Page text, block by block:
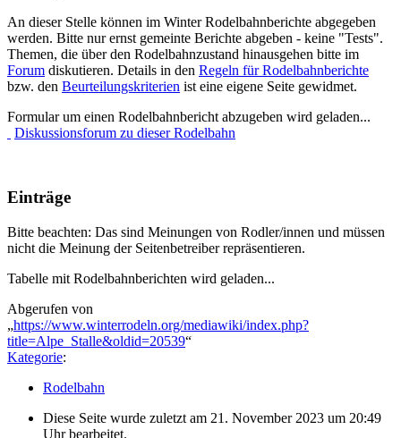
An dieser Stelle können im Winter Rodelbahnberichte abgegeben
werden. Bitte nur ernst gemeinte Berichte abgeben - keine "Tests".
Themen, die über den Rodelbahnzustand hinausgehen bitte im
Forum diskutieren. Details in den Regeln für Rodelbahnberichte
bzw. den Beurteilungskriterien ist eine eigene Seite gewidmet.
Formular um einen Rodelbahnbericht abzugeben wird geladen...
Diskussionsforum zu dieser Rodelbahn
Einträge
Bitte beachten: Das sind Meinungen von Rodler/innen und müssen
nicht die Meinung der Seitenbetreiber repräsentieren.
Tabelle mit Rodelbahnberichten wird geladen...
Abgerufen von
„https://www.winterrodeln.org/mediawiki/index.php?
title=Alpe_Stalle&oldid=20539“
Kategorie:
Rodelbahn
Diese Seite wurde zuletzt am 21. November 2023 um 20:49
Uhr bearbeitet.